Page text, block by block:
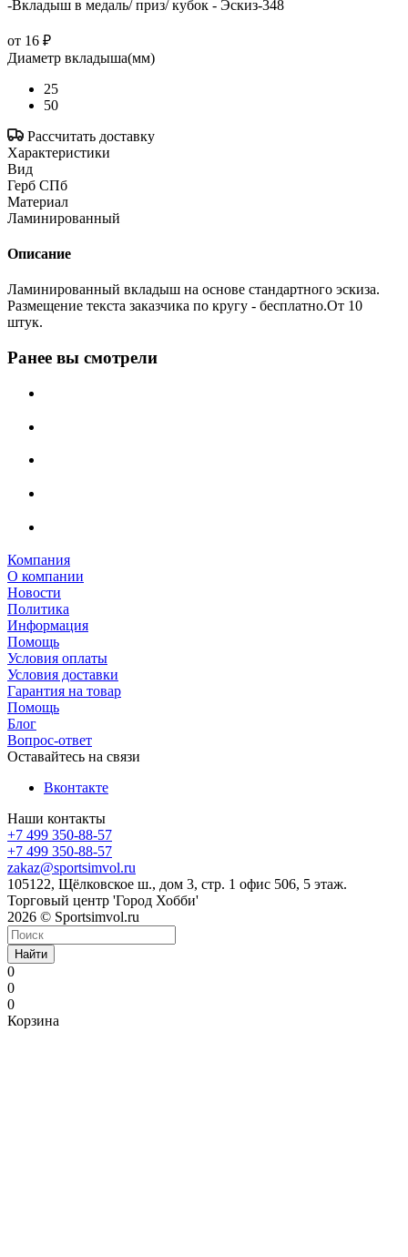
-Вкладыш в медаль/ приз/ кубок - Эскиз-348
от 16 ₽
Диаметр вкладыша(мм)
25
50
Рассчитать доставку
Характеристики
Вид
Герб СПб
Материал
Ламинированный
Описание
Ламинированный вкладыш на основе стандартного эскиза.
Размещение текста заказчика по кругу - бесплатно.От 10
штук.
Ранее вы смотрели
Компания
О компании
Новости
Политика
Информация
Помощь
Условия оплаты
Условия доставки
Гарантия на товар
Помощь
Блог
Вопрос-ответ
Оставайтесь на связи
Вконтакте
Наши контакты
+7 499 350-88-57
+7 499 350-88-57
zakaz@sportsimvol.ru
105122, Щёлковское ш., дом 3, стр. 1 офис 506, 5 этаж.
Торговый центр 'Город Хобби'
2026 © Sportsimvol.ru
Найти
0
0
0
Корзина